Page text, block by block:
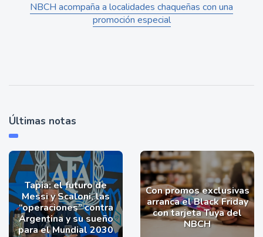
NBCH acompaña a localidades chaqueñas con una
promoción especial
Últimas notas
Tapia: el futuro de
Messi y Scaloni, las
“operaciones” contra
Argentina y su sueño
para el Mundial 2030
Con promos exclusivas
arranca el Black Friday
con tarjeta Tuya del
NBCH